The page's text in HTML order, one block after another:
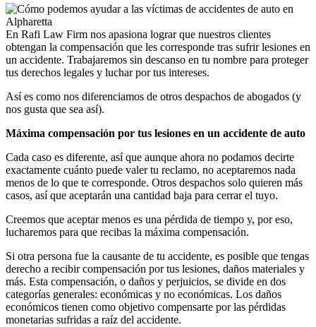
En Rafi Law Firm nos apasiona lograr que nuestros clientes
obtengan la compensación que les corresponde tras sufrir lesiones en
un accidente. Trabajaremos sin descanso en tu nombre para proteger
tus derechos legales y luchar por tus intereses.
Así es como nos diferenciamos de otros despachos de abogados (y
nos gusta que sea así).
Máxima compensación por tus lesiones en un accidente de auto
Cada caso es diferente, así que aunque ahora no podamos decirte
exactamente cuánto puede valer tu reclamo, no aceptaremos nada
menos de lo que te corresponde. Otros despachos solo quieren más
casos, así que aceptarán una cantidad baja para cerrar el tuyo.
Creemos que aceptar menos es una pérdida de tiempo y, por eso,
lucharemos para que recibas la máxima compensación.
Si otra persona fue la causante de tu accidente, es posible que tengas
derecho a recibir compensación por tus lesiones, daños materiales y
más. Esta compensación, o daños y perjuicios, se divide en dos
categorías generales: económicas y no económicas. Los daños
económicos tienen como objetivo compensarte por las pérdidas
monetarias sufridas a raíz del accidente.